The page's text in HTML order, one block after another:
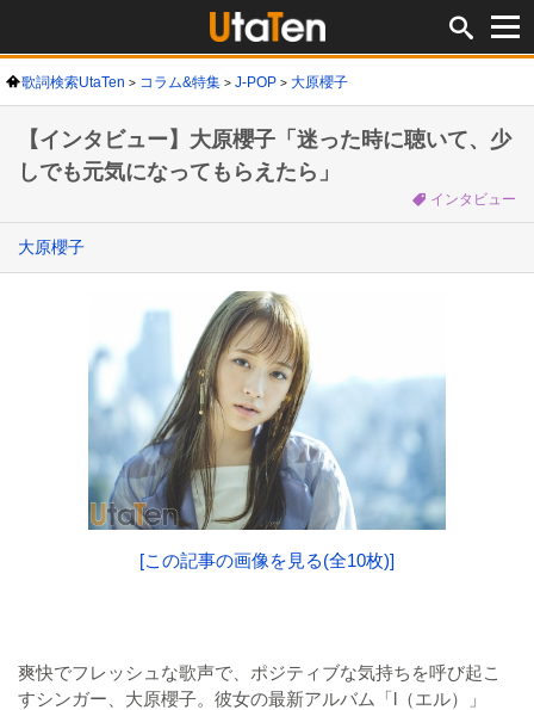
歌詞検索UtaTen コラム&特集 J-POP 大原櫻子
【インタビュー】大原櫻子「迷った時に聴いて、少
しでも元気になってもらえたら」
インタビュー
大原櫻子
[この記事の画像を見る(全10枚)]
爽快でフレッシュな歌声で、ポジティブな気持ちを呼び起こ
すシンガー、大原櫻子。彼女の最新アルバム「l（エル）」